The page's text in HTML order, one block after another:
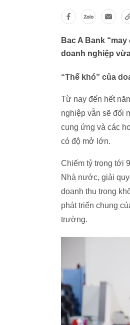
Bac A Bank
doanh nghiệp
“Thế khó” của
Từ nay đến hết
nghiệp vẫn sẽ đối
cung ứng và các
có độ mở lớn.
Chiếm tỷ trọng tới
Nhà nước, giải
doanh thu trong
phát triển chung
trường.